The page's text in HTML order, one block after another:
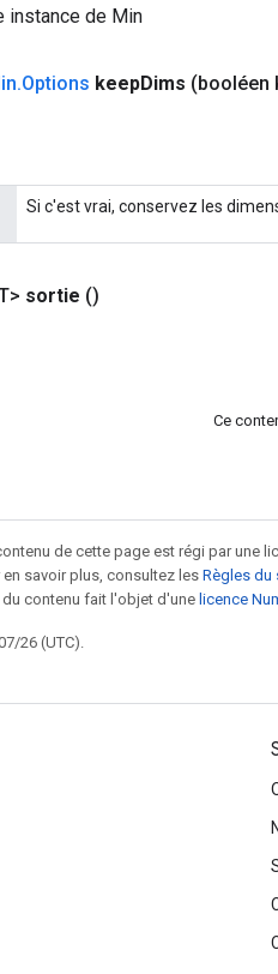
instance de Min
.Options keepDims (booléen
Si c'est vrai, conservez les
sortie ()
Ce
de cette page est régi par une
en savoir plus, consultez les Règles du
contenu fait l'objet d'une licence
26 (UTC).